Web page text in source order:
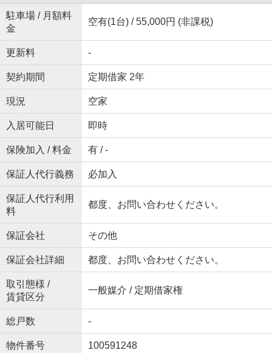
駐車場 / 月額料
金
空有(1台) / 55,000円 (非課税)
更新料 -
契約期間 定期借家 2年
現況 空家
入居可能日 即時
保険加入 / 料金 有 / -
保証人代行義務 必加入
保証人代行利用
料
都度、お問い合わせください。
保証会社 その他
保証会社詳細 都度、お問い合わせください。
取引態様 /
賃貸区分
一般媒介 / 定期借家権
総戸数 -
物件番号 100591248